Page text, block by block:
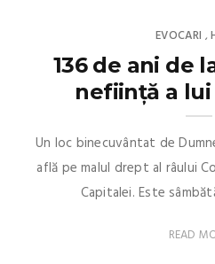
EVOCARI ,
136 de ani de
neființă a lui
Un loc binecuvântat de
află pe malul drept al râului
Capitalei. Este
READ